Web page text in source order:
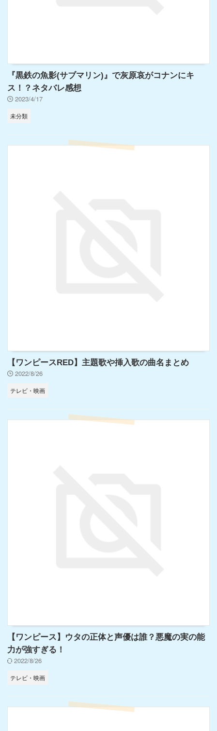
『黒鉄の魚影(サブマリン)』で灰原哀がコナンにキ
ス！？ネタバレ感想
2023/4/17
未分類
【ワンピースRED】主題歌や挿入歌の曲名まとめ
2022/8/26
テレビ・映画
【ワンピース】ウタの正体と声優は誰？悪魔の実の能
力が強すぎる！
2022/8/26
テレビ・映画